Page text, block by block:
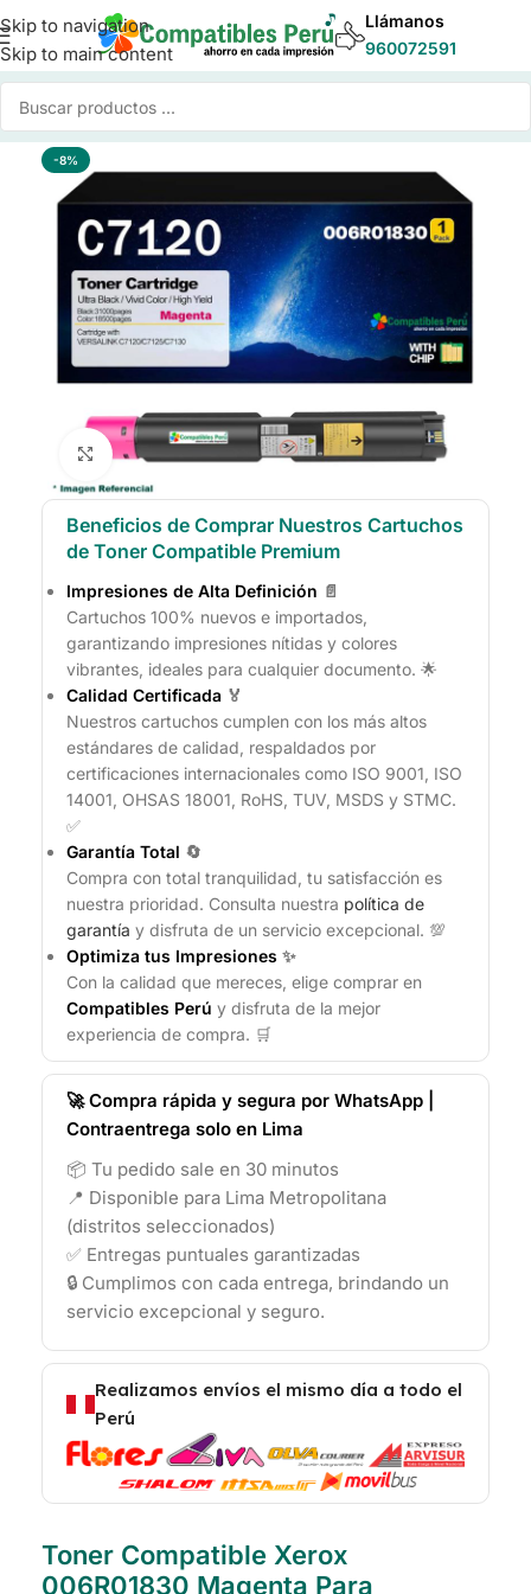
Skip to navigation
Skip to main content
Llámanos
960072591
Inicio/Toner para Impresoras/Toner Compatible Xerox
-8%
Click to enlarge
Beneficios de Comprar Nuestros Cartuchos
de Toner Compatible Premium
Impresiones de Alta Definición 📄
Cartuchos 100% nuevos e importados,
garantizando impresiones nítidas y colores
vibrantes, ideales para cualquier documento. 🌟
Calidad Certificada 🏅
Nuestros cartuchos cumplen con los más altos
estándares de calidad, respaldados por
certificaciones internacionales como ISO 9001, ISO
14001, OHSAS 18001, RoHS, TUV, MSDS y STMC.
✅
Garantía Total 🔄
Compra con total tranquilidad, tu satisfacción es
nuestra prioridad. Consulta nuestra política de
garantía y disfruta de un servicio excepcional. 💯
Optimiza tus Impresiones ✨
Con la calidad que mereces, elige comprar en
Compatibles Perú y disfruta de la mejor
experiencia de compra. 🛒
🚀 Compra rápida y segura por WhatsApp |
Contraentrega solo en Lima
📦 Tu pedido sale en 30 minutos
📍 Disponible para Lima Metropolitana
(distritos seleccionados)
✅ Entregas puntuales garantizadas
🔒 Cumplimos con cada entrega, brindando un
servicio excepcional y seguro.
Realizamos envíos el mismo día a todo el
Perú
Toner Compatible Xerox
006R01830 Magenta Para